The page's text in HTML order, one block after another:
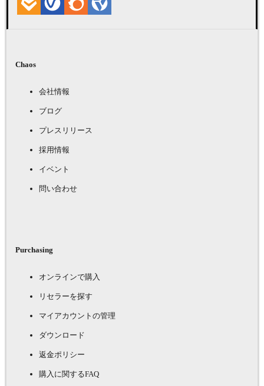
Chaos
会社情報
ブログ
プレスリリース
採用情報
イベント
問い合わせ
Purchasing
オンラインで購入
リセラーを探す
マイアカウントの管理
ダウンロード
返金ポリシー
購入に関するFAQ